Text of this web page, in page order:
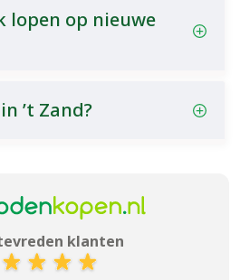
lopen op nieuwe
’t Zand?
klanten